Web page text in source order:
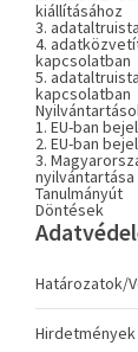
kiállításához
3.
4.
kapcsolatban
5.
kapcsolatban
1. EU-ban
2. EU-ban
3.
nyilvántartása
Tanulmányút
Döntések
Határozatok/
Hirdetmények